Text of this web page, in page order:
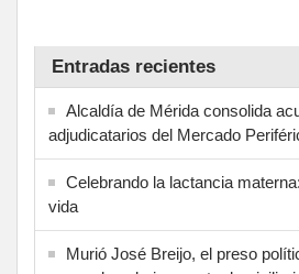
Entradas recientes
Alcaldía de Mérida consolida
adjudicatarios del Mercado
Celebrando la lactancia
vida
Murió José Breijo, el preso